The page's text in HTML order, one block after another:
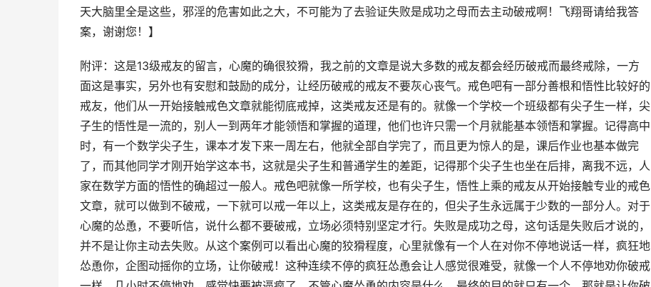
天大脑里全是这些，邪淫的危害如此之大，不可能为了去验证失败是成功之母而去主动破戒啊！飞翔哥请给我答
案，谢谢您！】
附评：这是13级戒友的留言，心魔的确很狡猾，我之前的文章是说大多数的戒友都会经历破戒而最终戒除，一方
面这是事实，另外也有安慰和鼓励的成分，让经历破戒的戒友不要灰心丧气。戒色吧有一部分善根和悟性比较好的
戒友，他们从一开始接触戒色文章就能彻底戒掉，这类戒友还是有的。就像一个学校一个班级都有尖子生一样，尖
子生的悟性是一流的，别人一到两年才能领悟和掌握的道理，他们也许只需一个月就能基本领悟和掌握。记得高中
时，有一个数学尖子生，课本才发下来一周左右，他就全部自学完了，而且更为惊人的是，课后作业也基本做完
了，而其他同学才刚开始学这本书，这就是尖子生和普通学生的差距，记得那个尖子生也坐在后排，离我不远，人
家在数学方面的悟性的确超过一般人。戒色吧就像一所学校，也有尖子生，悟性上乘的戒友从开始接触专业的戒色
文章，就可以做到不破戒，一下就可以戒一年以上，这类戒友是存在的，但尖子生永远属于少数的一部分人。对于
心魔的怂恿，不要听信，说什么都不要破戒，立场必须特别坚定才行。失败是成功之母，这句话是失败后才说的，
并不是让你主动去失败。从这个案例可以看出心魔的狡猾程度，心里就像有一个人在对你不停地说话一样，疯狂地
怂恿你，企图动摇你的立场，让你破戒！这种连续不停的疯狂怂恿会让人感觉很难受，就像一个人不停地劝你破戒